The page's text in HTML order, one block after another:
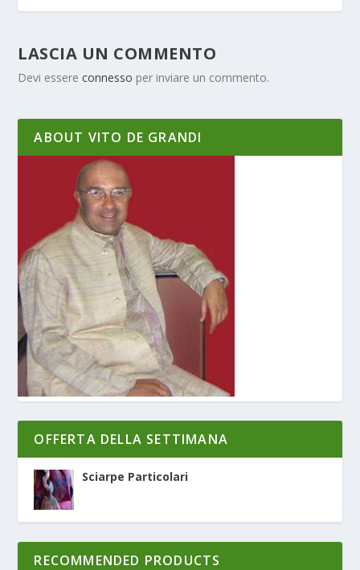
LASCIA UN COMMENTO
Devi essereconnesso per inviare un commento.
ABOUT VITO DE GRANDI
OFFERTA DELLA SETTIMANA
Sciarpe Particolari
RECOMMENDED PRODUCTS